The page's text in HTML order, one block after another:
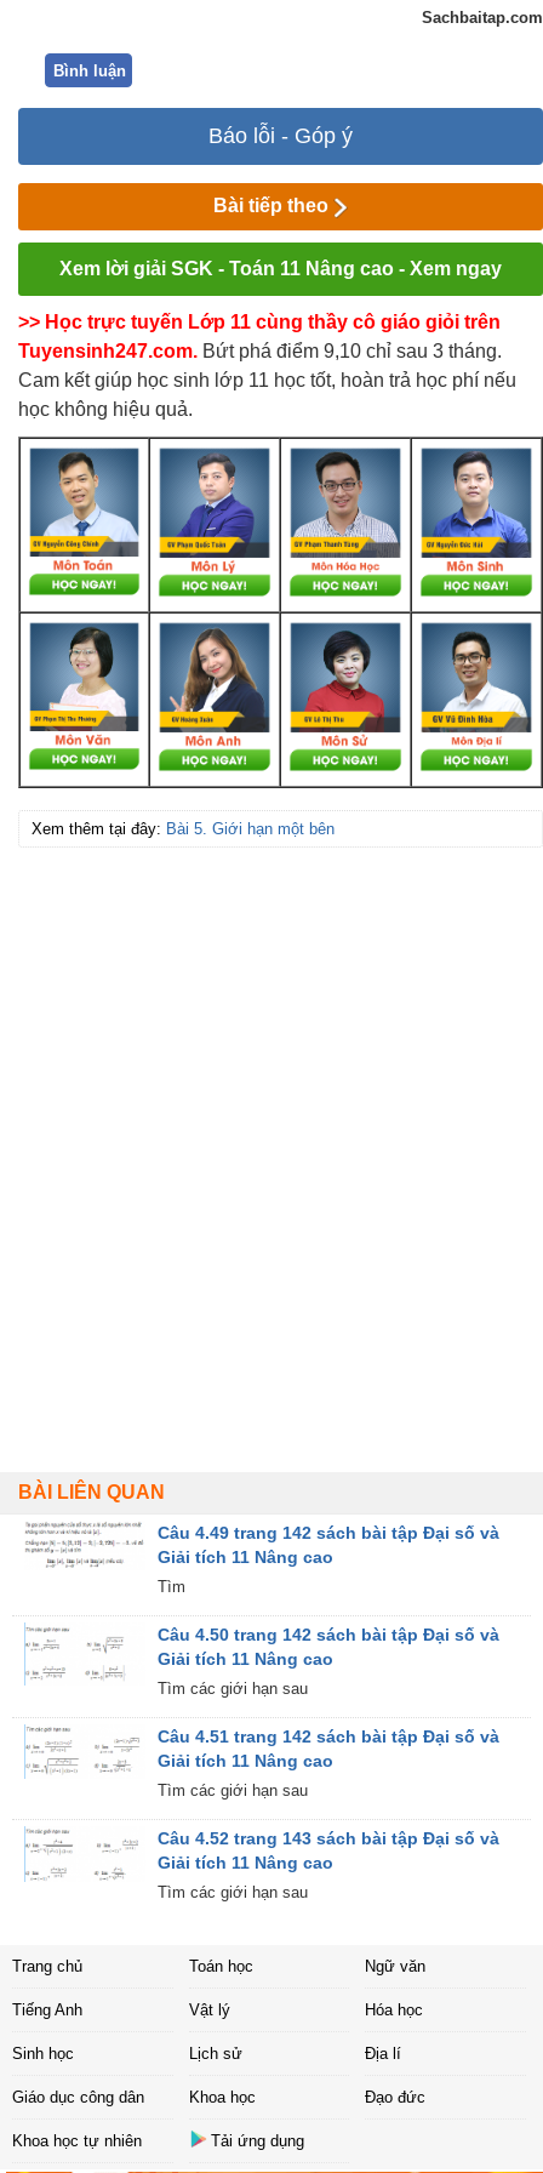
Sachbaitap.com
Bình luận
Báo lỗi - Góp ý
Bài tiếp theo
Xem lời giải SGK - Toán 11 Nâng cao - Xem ngay
>> Học trực tuyến Lớp 11 cùng thầy cô giáo giỏi trên
Tuyensinh247.com. Bứt phá điểm 9,10 chỉ sau 3 tháng.
Cam kết giúp học sinh lớp 11 học tốt, hoàn trả học phí nếu
học không hiệu quả.
Xem thêm tại đây: Bài 5. Giới hạn một bên
BÀI LIÊN QUAN
Câu 4.49 trang 142 sách bài tập Đại số và
Giải tích 11 Nâng cao
Tìm
Câu 4.50 trang 142 sách bài tập Đại số và
Giải tích 11 Nâng cao
Tìm các giới hạn sau
Câu 4.51 trang 142 sách bài tập Đại số và
Giải tích 11 Nâng cao
Tìm các giới hạn sau
Câu 4.52 trang 143 sách bài tập Đại số và
Giải tích 11 Nâng cao
Tìm các giới hạn sau
Trang chủ Toán học Ngữ văn
Tiếng Anh Vật lý Hóa học
Sinh học Lịch sử Địa lí
Giáo dục công dân Khoa học Đạo đức
Khoa học tự nhiên Tải ứng dụng